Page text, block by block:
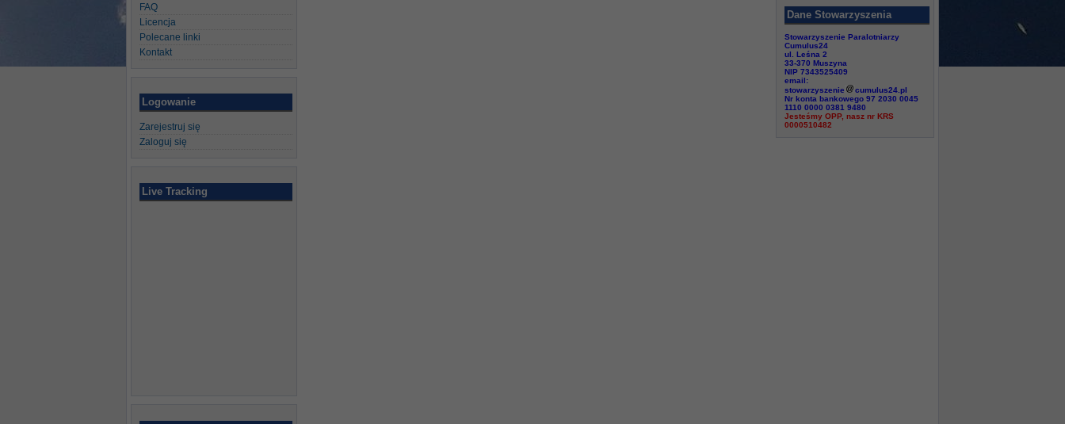
FAQ
Licencja
Polecane linki
Kontakt
Logowanie
Zarejestruj się
Zaloguj się
Live Tracking
Dane Stowarzyszenia
Stowarzyszenie Paralotniarzy
Cumulus24
ul. Leśna 2
33-370 Muszyna
NIP 7343525409
email:
stowarzyszenie
cumulus24.pl
Nr konta bankowego 97 2030 0045
1110 0000 0381 9480
Jesteśmy OPP, nasz nr KRS
0000510482